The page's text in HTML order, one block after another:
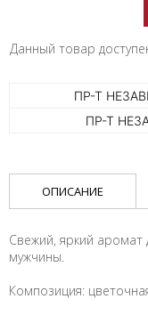
Данный товар
ПР-Т
ПР-Т
ОПИСАНИЕ
Свежий, яркий аромат
мужчины.
Композиция: